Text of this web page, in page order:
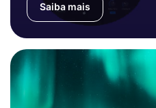
Saiba mais